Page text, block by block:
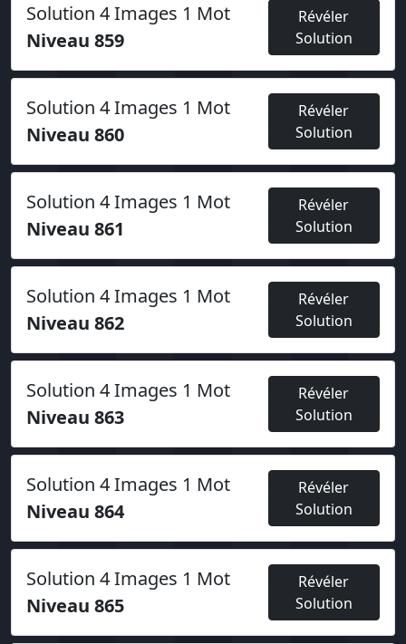
Solution 4 Images 1 Mot
Niveau 859
Révéler
Solution
Solution 4 Images 1 Mot
Niveau 860
Révéler
Solution
Solution 4 Images 1 Mot
Niveau 861
Révéler
Solution
Solution 4 Images 1 Mot
Niveau 862
Révéler
Solution
Solution 4 Images 1 Mot
Niveau 863
Révéler
Solution
Solution 4 Images 1 Mot
Niveau 864
Révéler
Solution
Solution 4 Images 1 Mot
Niveau 865
Révéler
Solution